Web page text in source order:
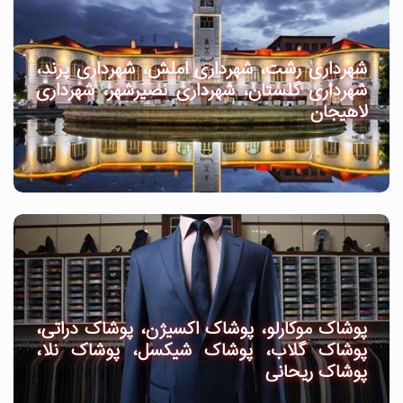
شهرداری رشت، شهرداری املش، شهرداری پرند،
شهرداری گلستان، شهرداری نصیرشهر، شهرداری
لاهیجان
پوشاک موکارلو، پوشاک اکسیژن، پوشاک دراتی،
پوشاک گلاب، پوشاک شیکسل، پوشاک نلا،
پوشاک ریحانی